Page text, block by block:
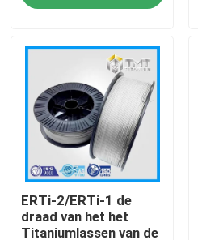
Contacteer ons
Vraag een offerte aan
Titaniumbar
Titanium plaat/plaat
ERTi-2/ERTi-1 de
draad van het het
Titaniumlassen van de